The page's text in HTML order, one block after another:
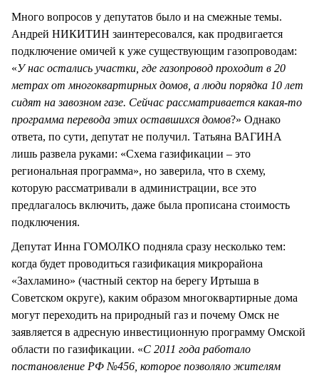
Много вопросов у депутатов было и на смежные темы.
Андрей НИКИТИН заинтересовался, как продвигается
подключение омичей к уже существующим газопроводам:
«У нас остались участки, где газопровод проходит в 20
метрах от многоквартирных домов, а люди порядка 10 лет
сидят на завозном газе. Сейчас рассматривается какая-то
программа перевода этих оставшихся домов?» Однако
ответа, по сути, депутат не получил. Татьяна ВАГИНА
лишь развела руками: «Схема газификации – это
региональная программа», но заверила, что в схему,
которую рассматривали в администрации, все это
предлагалось включить, даже была прописана стоимость
подключения.
Депутат Инна ГОМОЛКО подняла сразу несколько тем:
когда будет проводиться газификация микрорайона
«Захламино» (частный сектор на берегу Иртыша в
Советском округе), каким образом многоквартирные дома
могут переходить на природный газ и почему Омск не
заявляется в адресную инвестиционную программу Омской
области по газификации. «С 2011 года работало
постановление РФ №456, которое позволяло жителям